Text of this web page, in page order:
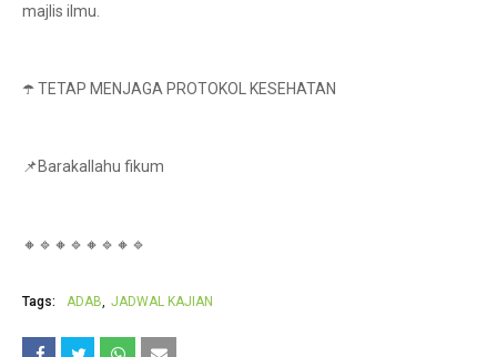
majlis ilmu.
☂️ TETAP MENJAGA PROTOKOL KESEHATAN
📌Barakallahu fikum
🔸🔹🔸🔹🔸🔹🔸🔹
Tags: ADAB JADWAL KAJIAN